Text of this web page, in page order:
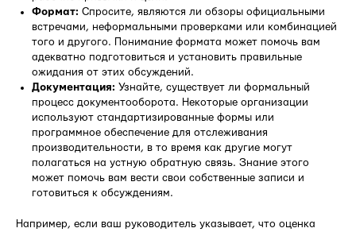
Формат: Спросите, являются ли обзоры официальными
встречами, неформальными проверками или комбинацией
того и другого. Понимание формата может помочь вам
адекватно подготовиться и установить правильные
ожидания от этих обсуждений.
Документация: Узнайте, существует ли формальный
процесс документооборота. Некоторые организации
используют стандартизированные формы или
программное обеспечение для отслеживания
производительности, в то время как другие могут
полагаться на устную обратную связь. Знание этого
может помочь вам вести свои собственные записи и
готовиться к обсуждениям.
Например, если ваш руководитель указывает, что оценка